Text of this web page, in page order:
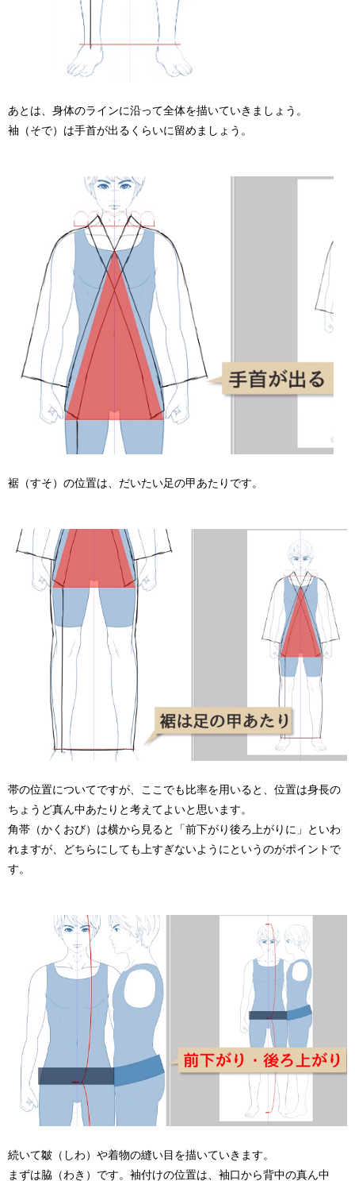
あとは、身体のラインに沿って全体を描いていきましょう。
袖（そで）は手首が出るくらいに留めましょう。
裾（すそ）の位置は、だいたい足の甲あたりです。
帯の位置についてですが、ここでも比率を用いると、位置は身長の
ちょうど真ん中あたりと考えてよいと思います。
角帯（かくおび）は横から見ると「前下がり後ろ上がりに」といわ
れますが、どちらにしても上すぎないようにというのがポイントで
す。
続いて皺（しわ）や着物の縫い目を描いていきます。
まずは脇（わき）です。袖付けの位置は、袖口から背中の真ん中